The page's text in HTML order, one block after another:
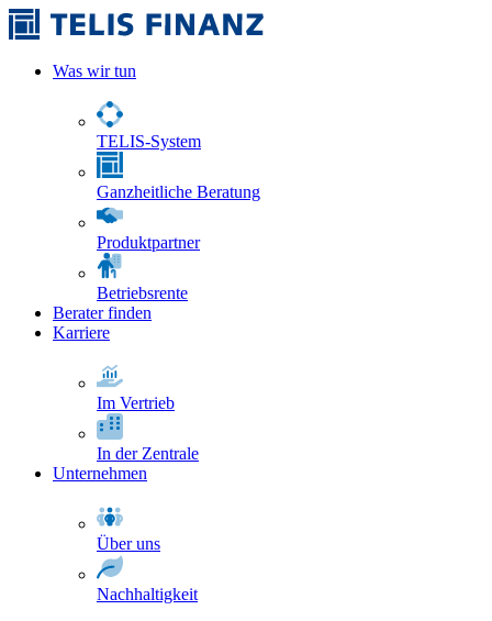
Was wir tun
TELIS-System
Ganzheitliche Beratung
Produktpartner
Betriebsrente
Berater finden
Karriere
Im Vertrieb
In der Zentrale
Unternehmen
Über uns
Nachhaltigkeit